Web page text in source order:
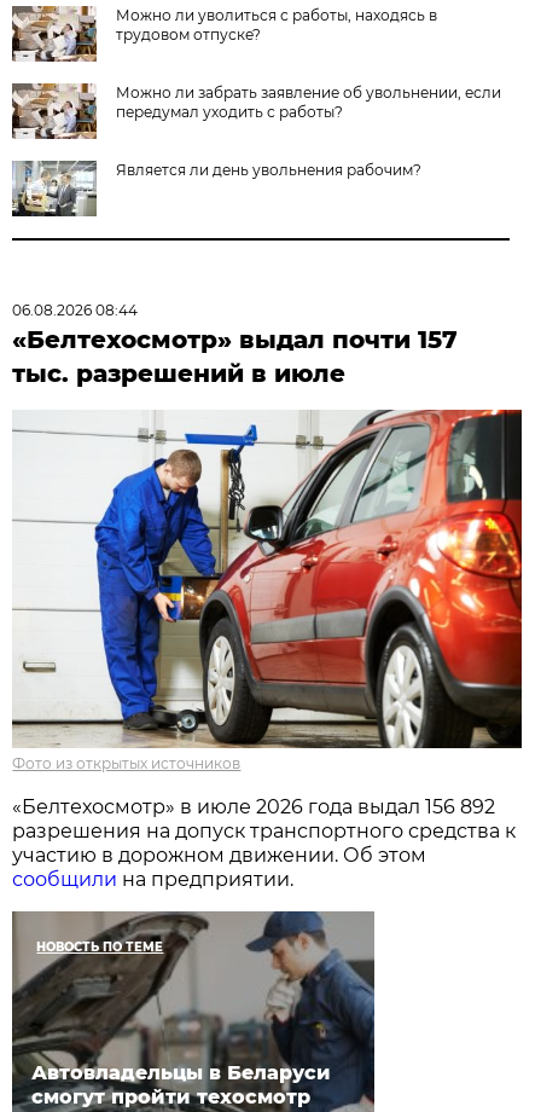
Можно ли уволиться с работы, находясь в
трудовом отпуске?
Можно ли забрать заявление об увольнении, если
передумал уходить с работы?
Является ли день увольнения рабочим?
06.08.2026 08:44
«Белтехосмотр» выдал почти 157
тыс. разрешений в июле
Фото из открытых источников
«Белтехосмотр» в июле 2026 года выдал 156 892
разрешения на допуск транспортного средства к
участию в дорожном движении. Об этом
сообщили на предприятии.
НОВОСТЬ ПО ТЕМЕ
Автовладельцы в Беларуси
смогут пройти техосмотр